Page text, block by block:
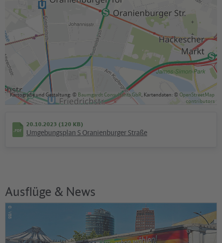
Kartografie und Gestaltung: © Baumgardt Consultants GbR , Kartendaten: ©OpenStreetMap
contributors
20.10.2023 (120 KB)
Umgebungsplan S Oranienburger Straße
Ausflüge & News
©
VBB